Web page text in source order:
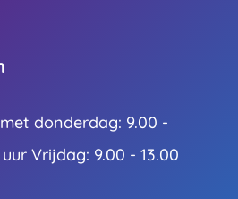
donderdag: 9.00 -
Vrijdag: 9.00 - 13.00